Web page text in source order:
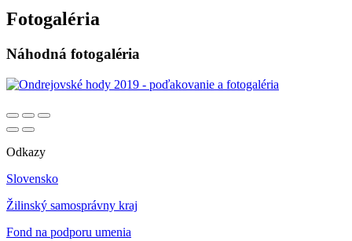
Fotogaléria
Náhodná fotogaléria
Odkazy
Slovensko
Žilinský samosprávny kraj
Fond na podporu umenia